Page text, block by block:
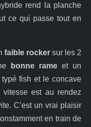
rend la planche
ce qui passe tout en
faible rocker sur les 2
bonne rame et un
fish et le concave
est au rendez
C’est un vrai plaisir
en train de